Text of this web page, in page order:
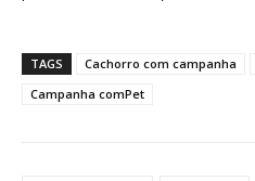
TAGS Cachorro com campanha
Campanha comPet